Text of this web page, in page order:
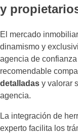
y
El mercado
dinamismo y
agencia de
recomendable
detalladas y valorar
agencia.
La integración de
experto facilita los